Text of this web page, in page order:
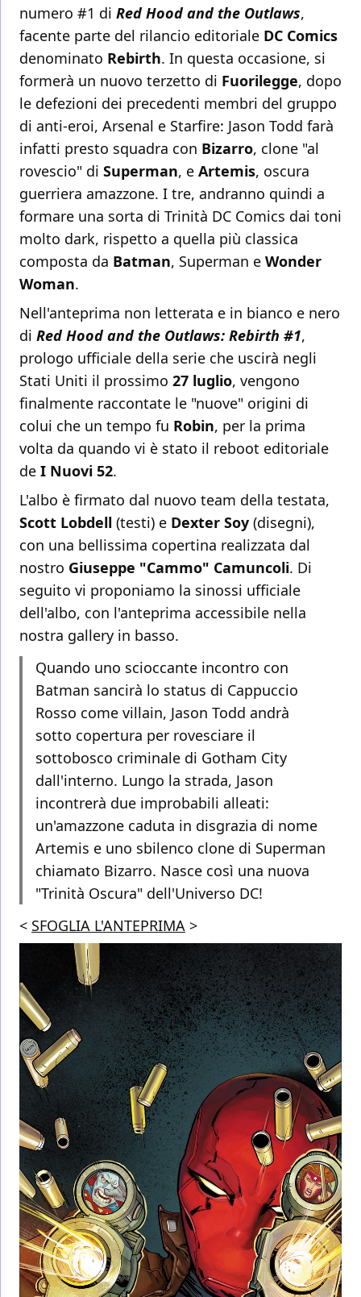
numero #1 di Red Hood and the Outlaws,
facente parte del rilancio editoriale DC Comics
denominato Rebirth. In questa occasione, si
formerà un nuovo terzetto di Fuorilegge, dopo
le defezioni dei precedenti membri del gruppo
di anti-eroi, Arsenal e Starfire: Jason Todd farà
infatti presto squadra con Bizarro, clone "al
rovescio" di Superman, e Artemis, oscura
guerriera amazzone. I tre, andranno quindi a
formare una sorta di Trinità DC Comics dai toni
molto dark, rispetto a quella più classica
composta da Batman, Superman e Wonder
Woman.
Nell'anteprima non letterata e in bianco e nero
di Red Hood and the Outlaws: Rebirth #1,
prologo ufficiale della serie che uscirà negli
Stati Uniti il prossimo 27 luglio, vengono
finalmente raccontate le "nuove" origini di
colui che un tempo fu Robin, per la prima
volta da quando vi è stato il reboot editoriale
de I Nuovi 52.
L'albo è firmato dal nuovo team della testata,
Scott Lobdell (testi) e Dexter Soy (disegni),
con una bellissima copertina realizzata dal
nostro Giuseppe "Cammo" Camuncoli. Di
seguito vi proponiamo la sinossi ufficiale
dell'albo, con l'anteprima accessibile nella
nostra gallery in basso.
Quando uno scioccante incontro con
Batman sancirà lo status di Cappuccio
Rosso come villain, Jason Todd andrà
sotto copertura per rovesciare il
sottobosco criminale di Gotham City
dall'interno. Lungo la strada, Jason
incontrerà due improbabili alleati:
un'amazzone caduta in disgrazia di nome
Artemis e uno sbilenco clone di Superman
chiamato Bizarro. Nasce così una nuova
"Trinità Oscura" dell'Universo DC!
< SFOGLIA L'ANTEPRIMA >